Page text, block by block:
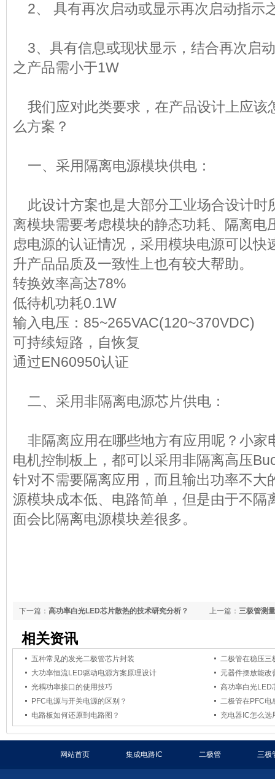
2、 具有再次启动或显示再次启动指示
3、具有信息或现状显示，结合再次启
之产品需小于1W
我们应对此类要求，在产品设计上应该
么方案？
一、采用隔离电源模块供电：
此设计方案也是大部分工业场合设计时
离模块需要考虑模块的静态功耗、 隔离电
虑电源的认证情况，采用模块电源可以快
升产品品质及一致性上也有较大帮助。
转换效率高达78%
低待机功耗0.1W
输入电压：85~265VAC(120~370VDC)
可持续短路，自恢复
通过EN60950认证
二、采用非隔离电源芯片供电：
非隔离应用在哪些地方有应用呢？小家
电机控制板上，都可以采用非隔离高压
针对不需要隔离应用，而且输出功率不大
源模块成本低、电路简单，但是由于不隔
面会比隔离电源模块差很多。
上一篇： 三极管测
下一篇： 高功率白光LED芯片散热的技术研究分析？
相关资讯
五种常见的发光二极管芯片封装
二极管在稳压三
大功率恒流LED驱动电源方案原理设计
元器件摆放能改
光耦功率接口的使用技巧
高功率白光LED
PFC电源与开关电源的区别？
二极管在PFC电
电路板如何还原到电路图？
充电器IC怎么选
网站首页 集成电路IC 二极管 三极